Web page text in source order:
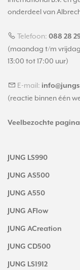
onderdeel van
Telefoon: 088 28
(maandag t/m
13:00 tot 17:00 uur)
E-mail:
(reactie binnen één
Veelbezochte
JUNG LS990
JUNG AS500
JUNG A550
JUNG AFlow
JUNG ACreation
JUNG CD500
JUNG LS1912